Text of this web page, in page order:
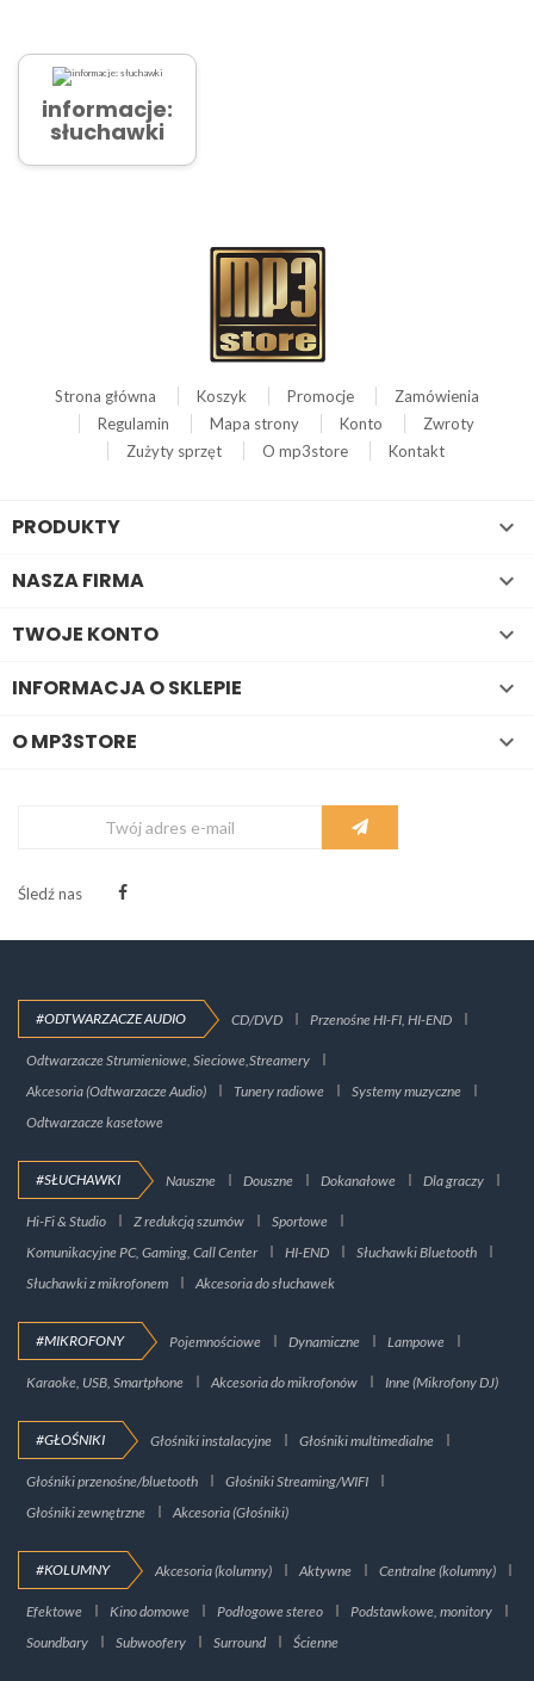
informacje:
słuchawki
Strona główna Koszyk Promocje
Zamówienia
Regulamin
Mapa strony Konto
Zwroty
Zużyty sprzęt
O mp3store Kontakt
PRODUKTY 
NASZA FIRMA 
TWOJE KONTO 
INFORMACJA O SKLEPIE 
O MP3STORE 
Śledź nas
#ODTWARZACZE AUDIO CD/DVD Przenośne HI-FI, HI-END
Odtwarzacze Strumieniowe, Sieciowe,Streamery
Akcesoria (Odtwarzacze Audio)
Tunery radiowe
Systemy muzyczne
Odtwarzacze kasetowe
#SŁUCHAWKI Nauszne Douszne Dokanałowe Dla graczy
Hi-Fi & Studio Z redukcją szumów
Sportowe
Komunikacyjne PC, Gaming, Call Center
HI-END
Słuchawki Bluetooth
Słuchawki z mikrofonem
Akcesoria do słuchawek
#MIKROFONY Pojemnościowe Dynamiczne Lampowe
Karaoke, USB, Smartphone Akcesoria do mikrofonów Inne (Mikrofony DJ)
#GŁOŚNIKI Głośniki instalacyjne Głośniki multimedialne
Głośniki przenośne/bluetooth
Głośniki Streaming/WIFI
Głośniki zewnętrzne
Akcesoria (Głośniki)
#KOLUMNY Akcesoria (kolumny) Aktywne Centralne (kolumny)
Efektowe Kino domowe Podłogowe stereo
Podstawkowe, monitory
Soundbary
Subwoofery Surround Ścienne